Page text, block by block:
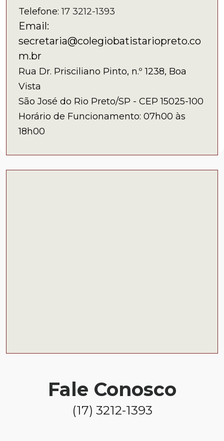
Telefone:17 3212-1393
Email:
secretaria@colegiobatistariopreto.co
m.br
Rua Dr. Prisciliano Pinto, n.º 1238, Boa
Vista
São José do Rio Preto/SP - CEP 15025-100
Horário de Funcionamento: 07h00 às
18h00
Fale Conosco
(17) 3212-1393